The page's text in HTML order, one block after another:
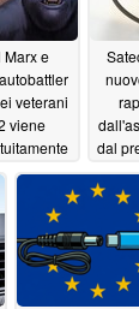
Marx e
veterani
viene
05/08/2026
dal